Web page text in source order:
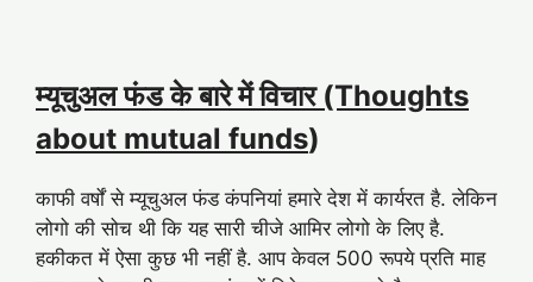
म्यूचुअल फंड के बारे में विचार (Thoughts
about mutual funds)
काफी वर्षों से म्यूचुअल फंड कंपनियां हमारे देश में कार्यरत है. लेकिन
लोगो की सोच थी कि यह सारी चीजे आमिर लोगो के लिए है.
हकीकत में ऐसा कुछ भी नहीं है. आप केवल 500 रूपये प्रति माह